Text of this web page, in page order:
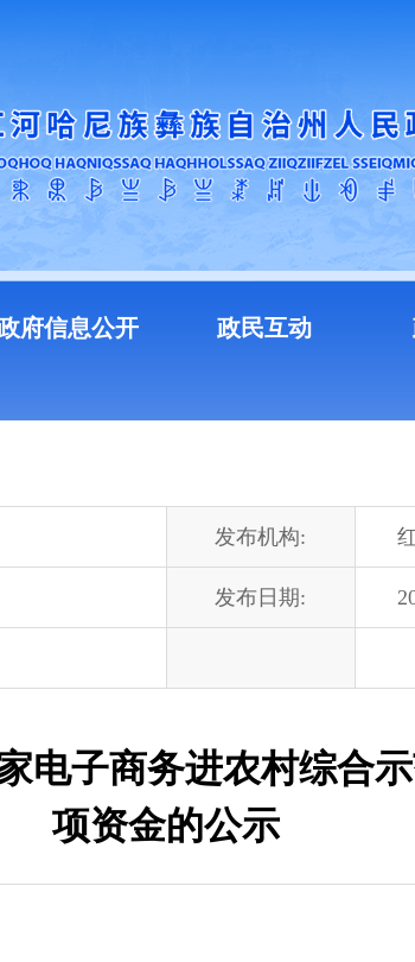
府信息公开 政民互动
发布机构:
发布日期:
电子商务进农村综合
项资金的公示